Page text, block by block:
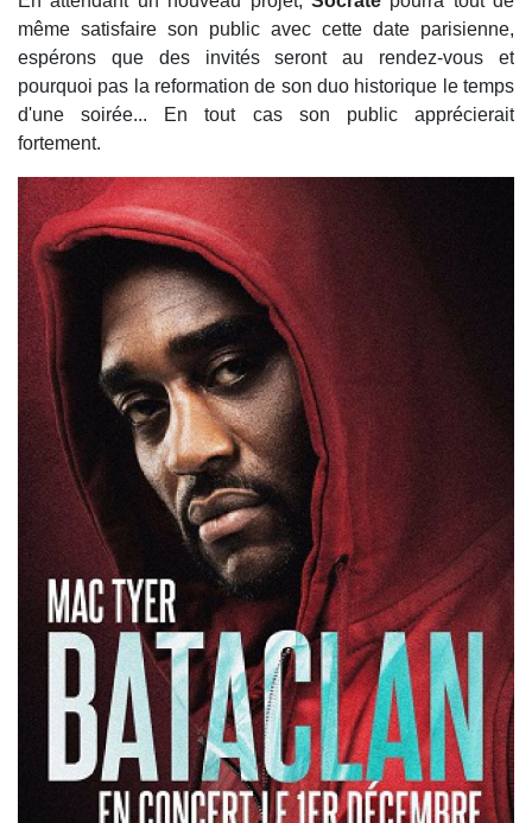
même satisfaire son public avec cette date parisienne,
espérons que des invités seront au rendez-vous et
pourquoi pas la reformation de son duo historique le temps
d'une soirée... En tout cas son public apprécierait
fortement.